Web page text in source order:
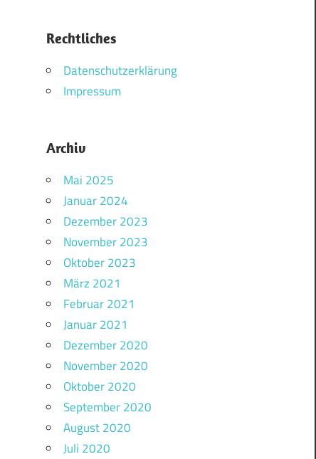
Rechtliches
Datenschutzerklärung
Impressum
Archiv
Mai 2025
Januar 2024
Dezember 2023
November 2023
Oktober 2023
März 2021
Februar 2021
Januar 2021
Dezember 2020
November 2020
Oktober 2020
September 2020
August 2020
Juli 2020